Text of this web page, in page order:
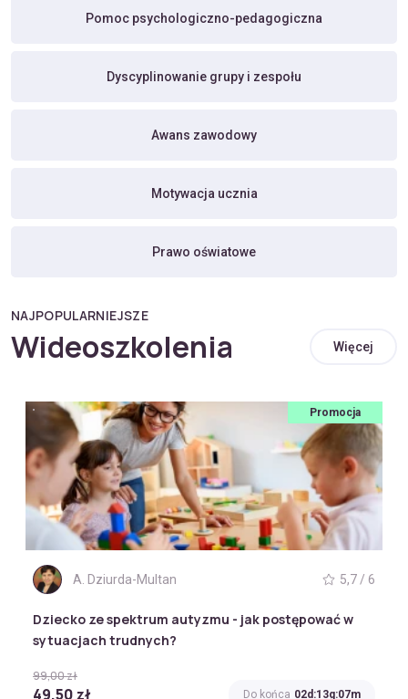
Pomoc psychologiczno-pedagogiczna
Dyscyplinowanie grupy i zespołu
Awans zawodowy
Motywacja ucznia
Prawo oświatowe
NAJPOPULARNIEJSZE
Wideoszkolenia Więcej
Promocja
A. Dziurda-Multan 5,7 / 6
Dziecko ze spektrum autyzmu - jak postępować w
sytuacjach trudnych?
99,00 zł
49,50 zł Do końca 02d:13g:07m